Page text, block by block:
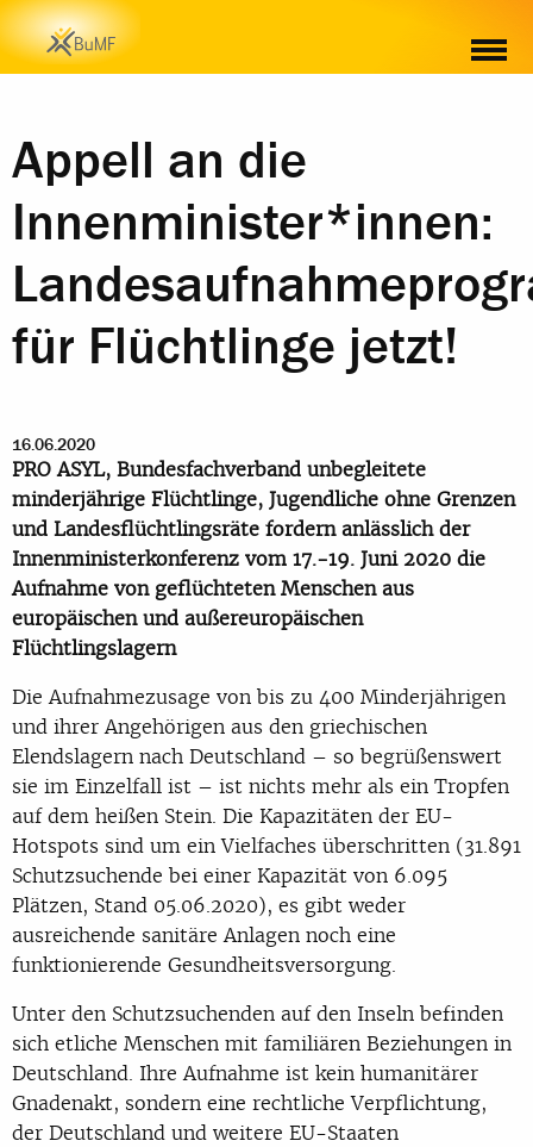
Appell an die
Innenminister*innen:
für Flüchtlinge jetzt!
16.06.2020
PRO ASYL, Bundesfachverband unbegleitete
minderjährige Flüchtlinge, Jugendliche ohne Grenzen
und Landesflüchtlingsräte fordern anlässlich der
Innenministerkonferenz vom 17.-19. Juni 2020 die
Aufnahme von geflüchteten Menschen aus
europäischen und außereuropäischen
Flüchtlingslagern
Die Aufnahmezusage von bis zu 400 Minderjährigen
und ihrer Angehörigen aus den griechischen
Elendslagern nach Deutschland – so begrüßenswert
sie im Einzelfall ist – ist nichts mehr als ein Tropfen
auf dem heißen Stein. Die Kapazitäten der EU-
Hotspots sind um ein Vielfaches überschritten (31.891
Schutzsuchende bei einer Kapazität von 6.095
Plätzen, Stand 05.06.2020), es gibt weder
ausreichende sanitäre Anlagen noch eine
funktionierende Gesundheitsversorgung.
Unter den Schutzsuchenden auf den Inseln befinden
sich etliche Menschen mit familiären Beziehungen in
Deutschland. Ihre Aufnahme ist kein humanitärer
Gnadenakt, sondern eine rechtliche Verpflichtung,
der Deutschland und weitere EU-Staaten